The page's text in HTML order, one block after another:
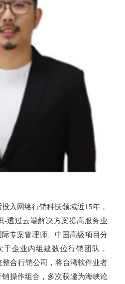
入网络行销科技领域近15年，
-透过云端解决方案提高服务业
际专案管理师、中国高级项目分
企业内组建数位行销团队，
合行销公司，将台湾软件业者
操作组合，多次获邀为海峡论